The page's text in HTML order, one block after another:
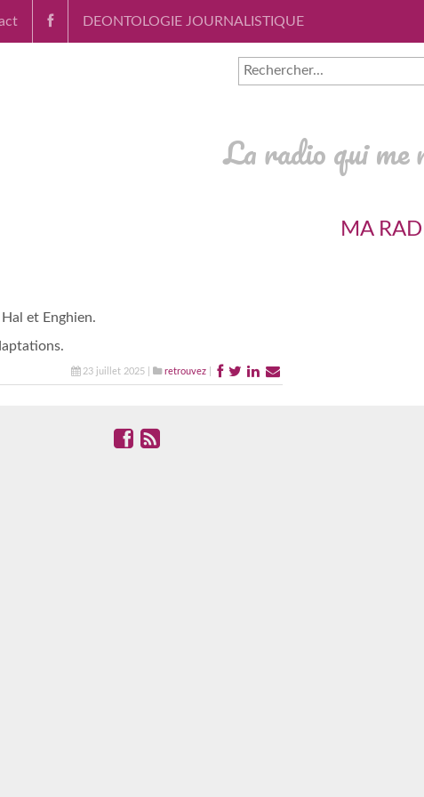
DEONTOLOGIE JOURNALISTIQUE
La radio qui me
et Enghien.
23 juillet 2025 | retrouvez|
MA